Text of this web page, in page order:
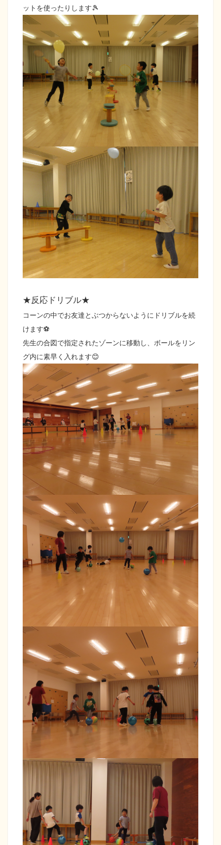
ットを使ったりします🎾
★反応ドリブル★
コーンの中でお友達とぶつからないようにドリブルを続
けます⚽
先生の合図で指定されたゾーンに移動し、ボールをリン
グ内に素早く入れます😊